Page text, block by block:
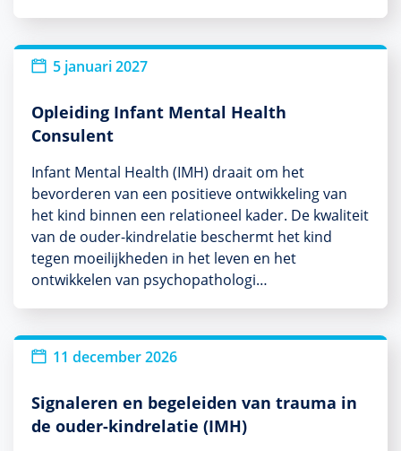
5 januari 2027
Opleiding Infant Mental Health
Consulent
Infant Mental Health (IMH) draait om het
bevorderen van een positieve ontwikkeling van
het kind binnen een relationeel kader. De kwaliteit
van de ouder-kindrelatie beschermt het kind
tegen moeilijkheden in het leven en het
ontwikkelen van psychopathologi…
11 december 2026
Signaleren en begeleiden van trauma in
de ouder-kindrelatie (IMH)